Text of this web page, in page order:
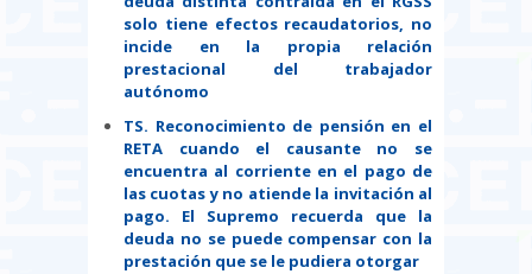
solo tiene efectos recaudatorios, no
incide en la propia relación
prestacional del trabajador
autónomo
TS. Reconocimiento de pensión en el
RETA cuando el causante no se
encuentra al corriente en el pago de
las cuotas y no atiende la invitación al
pago. El Supremo recuerda que la
deuda no se puede compensar con la
prestación que se le pudiera otorgar